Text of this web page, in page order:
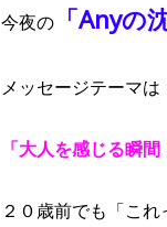
今夜の 「Anyの
メッセージテーマは
「大人を感じる瞬間
２０歳前でも「これ